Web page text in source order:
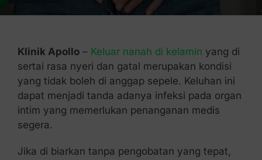
Klinik Apollo– Keluar nanah di kelamin yang di
sertai rasa nyeri dan gatal merupakan kondisi
yang tidak boleh di anggap sepele. Keluhan ini
dapat menjadi tanda adanya infeksi pada organ
intim yang memerlukan penanganan medis
segera.
Jika di biarkan tanpa pengobatan yang tepat,